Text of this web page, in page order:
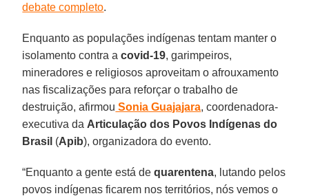
debate completo.
Enquanto as populações indígenas tentam manter o
isolamento contra acovid-19, garimpeiros,
mineradores e religiosos aproveitam o afrouxamento
nas fiscalizações para reforçar o trabalho de
destruição, afirmou Sonia Guajajara, coordenadora-
executiva da Articulação dos Povos Indígenas do
Brasil (Apib), organizadora do evento.
“Enquanto a gente está dequarentena, lutando pelos
povos indígenas ficarem nos territórios, nós vemos o